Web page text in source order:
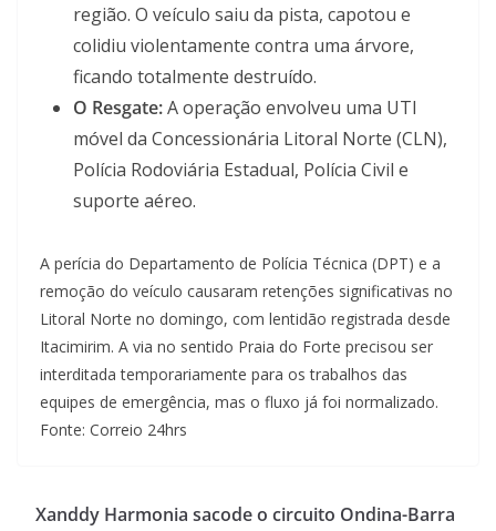
região. O veículo saiu da pista, capotou e
colidiu violentamente contra uma árvore,
ficando totalmente destruído.
O Resgate:A operação envolveu uma UTI
móvel da Concessionária Litoral Norte (CLN),
Polícia Rodoviária Estadual, Polícia Civil e
suporte aéreo.
A perícia do Departamento de Polícia Técnica (DPT) e a
remoção do veículo causaram retenções significativas no
Litoral Norte no domingo, com lentidão registrada desde
Itacimirim. A via no sentido Praia do Forte precisou ser
interditada temporariamente para os trabalhos das
equipes de emergência, mas o fluxo já foi normalizado.
Fonte: Correio 24hrs
Xanddy Harmonia sacode o circuito Ondina-Barra